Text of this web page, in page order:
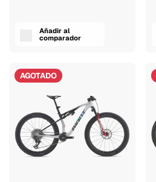
Añadir al
comparador
AGOTADO